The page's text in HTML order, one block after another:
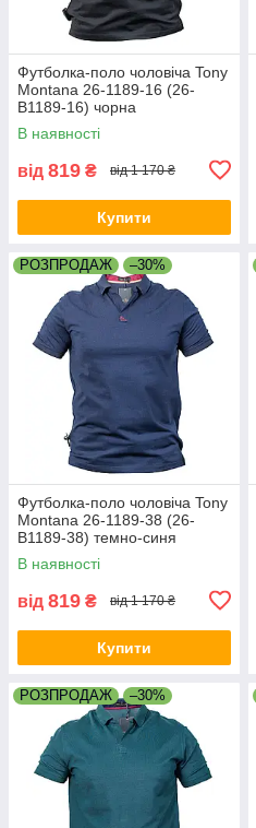
Футболка-поло чоловіча Tony
Montana 26-1189-16 (26-
B1189-16) чорна
В наявності
від 819 ₴ від 1 170 ₴
Купити
РОЗПРОДАЖ –30%
Футболка-поло чоловіча Tony
Montana 26-1189-38 (26-
B1189-38) темно-синя
В наявності
від 819 ₴ від 1 170 ₴
Купити
РОЗПРОДАЖ –30%